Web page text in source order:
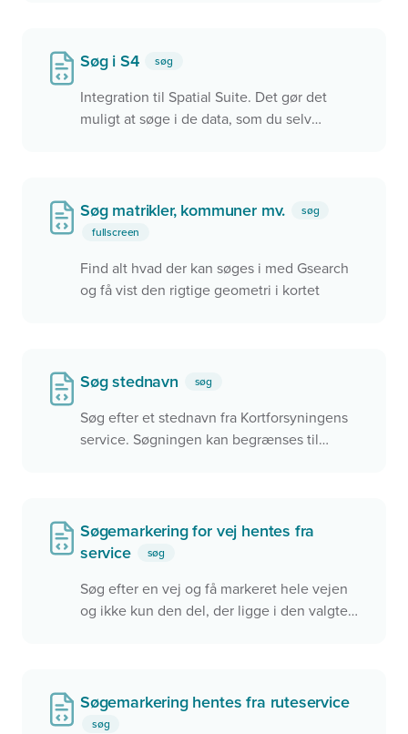
Søg i S4 søg
Integration til Spatial Suite. Det gør det
muligt at søge i de data, som du selv
Søg matrikler, kommuner mv.
søg
fullscreen
Find alt hvad der kan søges i med Gsearch
og få vist den rigtige geometri i kortet
Søg stednavn søg
Søg efter et stednavn fra Kortforsyningens
service. Søgningen kan begrænses til
Søgemarkering for vej hentes fra
service
søg
Søg efter en vej og få markeret hele vejen
og ikke kun den del, der ligge i den valgte
også være en anden service, der blev
benyttet.
Søgemarkering hentes fra ruteservice
søg